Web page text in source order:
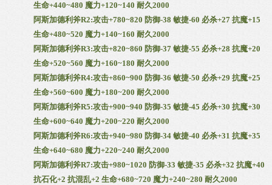
生命+440~480 魔力+120~140 耐久2000
阿斯加德利斧R2:攻击+780~820 防御-38 敏捷-60 必杀+27 抗魔+15
生命+480~520 魔力+140~160 耐久2000
阿斯加德利斧R3:攻击+820~860 防御-37 敏捷-55 必杀+28 抗魔+20
生命+520~560 魔力+160~180 耐久2000
阿斯加德利斧R4:攻击+860~900 防御-36 敏捷-50 必杀+29 抗魔+25
生命+560~600 魔力+180~200 耐久2000
阿斯加德利斧R5:攻击+900~940 防御-35 敏捷-45 必杀+30 抗魔+30
生命+600~640 魔力+200~220 耐久2000
阿斯加德利斧R6:攻击+940~980 防御-34 敏捷-40 必杀+31 抗魔+35
生命+640~680 魔力+220~240 耐久2000
阿斯加德利斧R7:攻击+980~1020 防御-33 敏捷-35 必杀+32 抗魔+40
抗石化+2 抗混乱+2 生命+680~720 魔力+240~280 耐久2000